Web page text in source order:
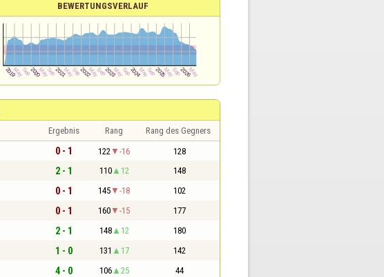
BEWERTUNGSVERLAUF
Ergebnis Rang Rang des Gegners
0 - 1 122 -16 128
2 - 1 110 12 148
0 - 1 145 -18 102
0 - 1 160 -15 177
2 - 1 148 12 180
1 - 0 131 17 142
4 - 0 106 25 44